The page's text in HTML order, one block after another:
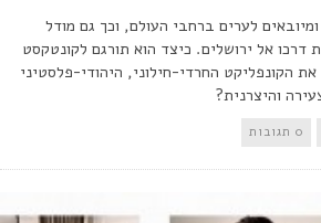
לערים ברחבי העולם, וכך גם מודל
אל ירושלים. כיצד הוא תורגם לקונטקסט
הקונפליקט החרדי-חילוני, היהודי-פלסטיני
והיצרנית?
0 תגובות